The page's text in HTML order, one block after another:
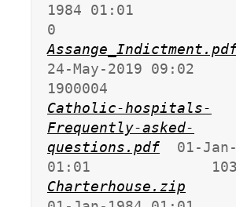
1984 01:01
24-May-2019 09:02
Catholic-hospitals-
Frequently-asked-
questions.pdf
01-
Charterhouse.zip